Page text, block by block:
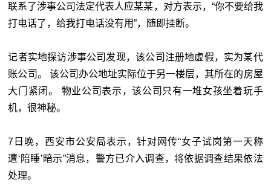
联系了涉事公司法定代表人应某某，对方表示，“你不要给我
打电话了，给我打电话没有用”，随即挂断。
记者实地探访涉事公司发现，该公司注册地虚假，实为某代
账公司。 该公司办公地址实际位于另一楼层，其所在的房屋
大门紧闭。 物业公司表示，该公司只有一堆女孩坐着玩手
机，很神秘。
7日晚，西安市公安局表示，针对网传“女子试岗第一天称
遭‘陪睡’暗示”消息，警方已介入调查，将依据调查结果依法
处理。